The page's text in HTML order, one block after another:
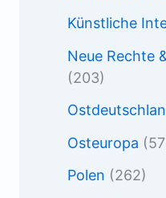
Künstliche
Neue Rechte
(203)
Osteuropa
Polen (262)